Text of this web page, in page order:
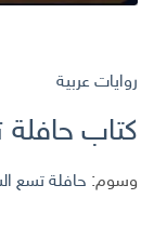
روايات عربية
كتاب
وسوم: حافلة تسع